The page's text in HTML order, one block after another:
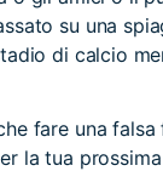
su una
di calcio
fare una
la tua